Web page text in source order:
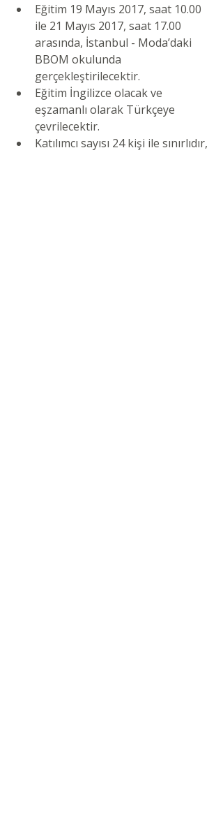
Eğitim 19 Mayıs 2017, saat 10.00
ile 21 Mayıs 2017, saat 17.00
arasında, İstanbul - Moda’daki
BBOM okulunda
gerçekleştirilecektir.
Eğitim İngilizce olacak ve
eşzamanlı olarak Türkçeye
çevrilecektir.
Katılımcı sayısı 24 kişi ile sınırlıdır,